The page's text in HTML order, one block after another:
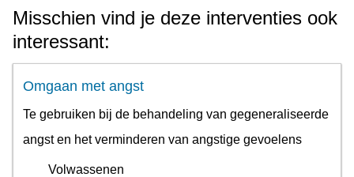
Misschien vind je deze interventies ook
interessant:
Omgaan met angst
Te gebruiken bij de behandeling van gegeneraliseerde
angst en het verminderen van angstige gevoelens
Volwassenen